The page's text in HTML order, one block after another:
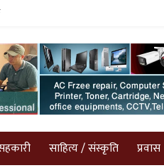
साहित्य / संस्कृति प्रवास